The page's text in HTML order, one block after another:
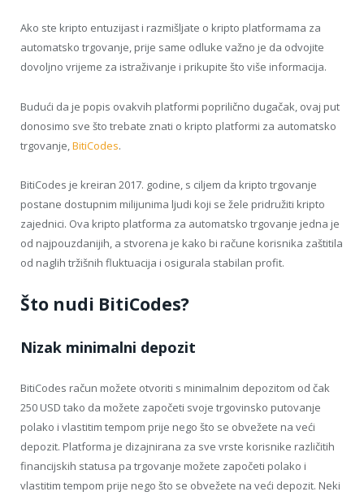
Ako ste kripto entuzijast i razmišljate o kripto platformama za
automatsko trgovanje, prije same odluke važno je da odvojite
dovoljno vrijeme za istraživanje i prikupite što više informacija.
Budući da je popis ovakvih platformi poprilično dugačak, ovaj put
donosimo sve što trebate znati o kripto platformi za automatsko
trgovanje,BitiCodes.
BitiCodes je kreiran 2017. godine, s ciljem da kripto trgovanje
postane dostupnim milijunima ljudi koji se žele pridružiti kripto
zajednici. Ova kripto platforma za automatsko trgovanje jedna je
od najpouzdanijih, a stvorena je kako bi račune korisnika zaštitila
od naglih tržišnih fluktuacija i osigurala stabilan profit.
Što nudi BitiCodes?
Nizak minimalni depozit
BitiCodes račun možete otvoriti s minimalnim depozitom od čak
250 USD tako da možete započeti svoje trgovinsko putovanje
polako i vlastitim tempom prije nego što se obvežete na veći
depozit. Platforma je dizajnirana za sve vrste korisnike različitih
financijskih statusa pa trgovanje možete započeti polako i
vlastitim tempom prije nego što se obvežete na veći depozit. Neki